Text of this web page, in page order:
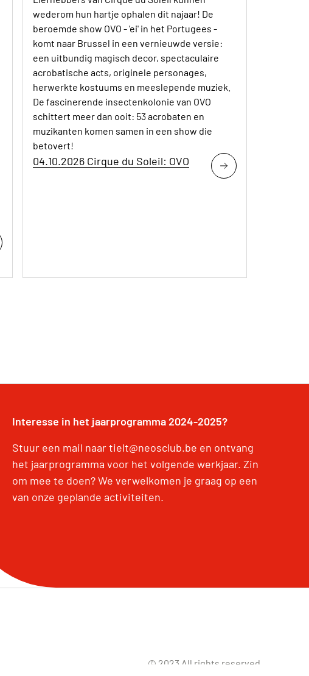
wederom hun hartje ophalen dit najaar! De
beroemde show OVO - 'ei' in het Portugees -
komt naar Brussel in een vernieuwde versie:
een uitbundig magisch decor, spectaculaire
acrobatische acts, originele personages,
herwerkte kostuums en meeslepende muziek.
De fascinerende insectenkolonie van OVO
schittert meer dan ooit: 53 acrobaten en
muzikanten komen samen in een show die
betovert!
04.10.2026 Cirque du Soleil: OVO
Interesse in het jaarprogramma 2024-2025?
Stuur een mail naar tielt@neosclub.be en ontvang
het jaarprogramma voor het volgende werkjaar. Zin
om mee te doen? We verwelkomen je graag op een
van onze geplande activiteiten.
© 2023 All rights reserved